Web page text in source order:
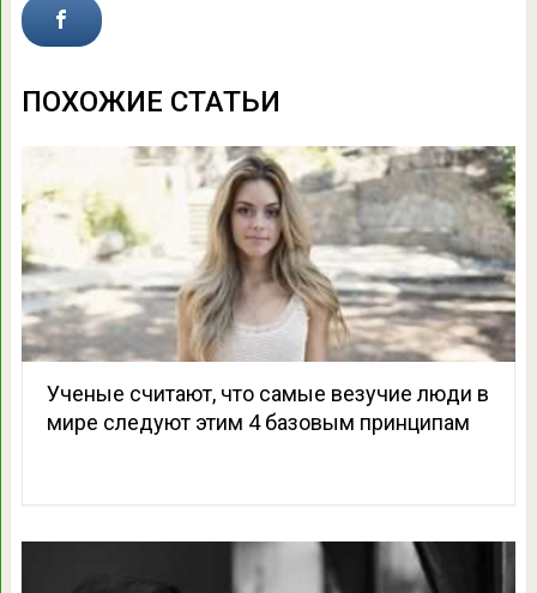
ПОХОЖИЕ СТАТЬИ
Ученые считают, что самые везучие люди в
мире следуют этим 4 базовым принципам